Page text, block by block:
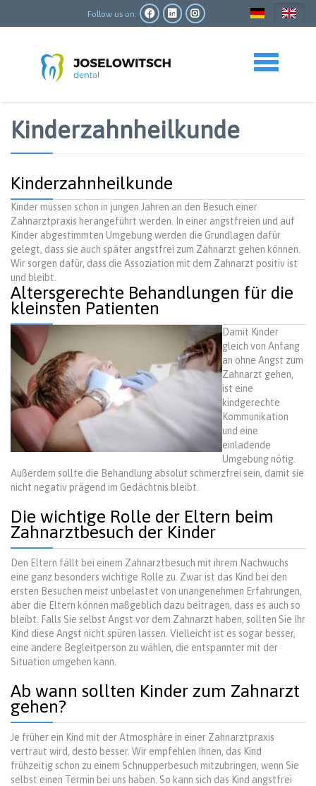
main
Follow us on:
Toggle navigation
Kinderzahnheilkunde
Kinderzahnheilkunde
Kinder müssen schon in jungen Jahren an den Besuch einer
Zahnarztpraxis herangeführt werden. In einer angstfreien und auf
Kinder abgestimmten Umgebung werden die Grundlagen dafür
gelegt, dass sie auch später angstfrei zum Zahnarzt gehen können.
Wir sorgen dafür, dass die Assoziation mit dem Zahnarzt positiv ist
und bleibt.
Altersgerechte Behandlungen für die
kleinsten Patienten
Damit Kinder
gleich von Anfang
an ohne Angst zum
Zahnarzt gehen,
ist eine
kindgerechte
Kommunikation
und eine
einladende
Umgebung nötig.
Außerdem sollte die Behandlung absolut schmerzfrei sein, damit sie
nicht negativ prägend im Gedächtnis bleibt.
Die wichtige Rolle der Eltern beim
Zahnarztbesuch der Kinder
Den Eltern fällt bei einem Zahnarztbesuch mit ihrem Nachwuchs
eine ganz besonders wichtige Rolle zu. Zwar ist das Kind bei den
ersten Besuchen meist unbelastet von unangenehmen Erfahrungen,
aber die Eltern können maßgeblich dazu beitragen, dass es auch so
bleibt. Falls Sie selbst Angst vor dem Zahnarzt haben, sollten Sie Ihr
Kind diese Angst nicht spüren lassen. Vielleicht ist es sogar besser,
eine andere Begleitperson zu wählen, die entspannter mit der
Situation umgehen kann.
Ab wann sollten Kinder zum Zahnarzt
gehen?
Je früher ein Kind mit der Atmosphäre in einer Zahnarztpraxis
vertraut wird, desto besser. Wir empfehlen Ihnen, das Kind
frühzeitig schon zu einem Schnupperbesuch mitzubringen, wenn Sie
selbst einen Termin bei uns haben. So kann sich das Kind angstfrei